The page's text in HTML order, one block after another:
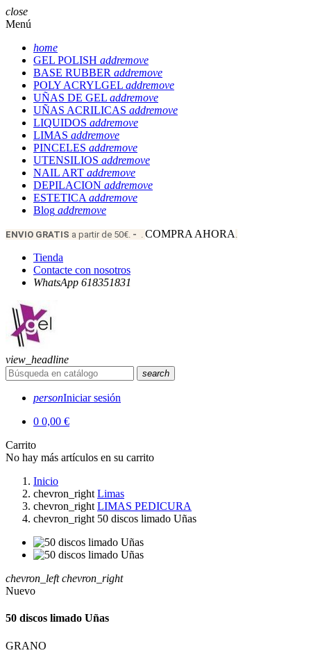
close
Menú
home
GEL POLISH addremove
BASE RUBBER addremove
POLY ACRYLGEL addremove
UÑAS DE GEL addremove
UÑAS ACRILICAS addremove
LIQUIDOS addremove
LIMAS addremove
PINCELES addremove
UTENSILIOS addremove
NAIL ART addremove
DEPILACION addremove
ESTETICA addremove
Blog addremove
ENVIO GRATIS a partir de 50€. - . COMPRA AHORA .
Tienda
Contacte con nosotros
WhatsApp 618351831
view_headline
search
personIniciar sesión
0 0,00 €
Carrito
No hay más artículos en su carrito
Inicio
chevron_right Limas
chevron_right LIMAS PEDICURA
chevron_right 50 discos limado Uñas
chevron_left chevron_right
Nuevo
50 discos limado Uñas
GRANO